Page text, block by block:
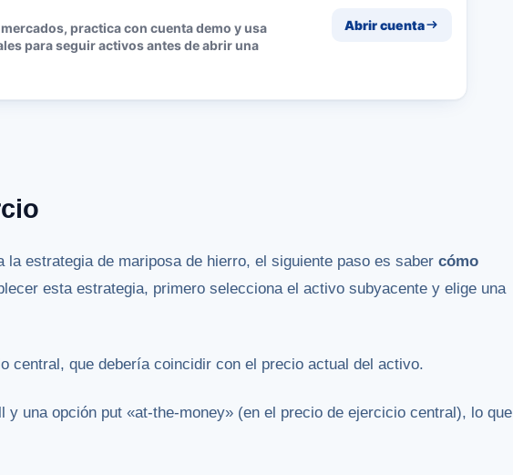
practica con cuenta demo y usa
para seguir activos antes de abrir una
Abrir cuenta
la estrategia de mariposa de hierro, el siguiente paso es saber cómo
esta estrategia, primero selecciona el activo subyacente y elige una
central, que debería coincidir con el precio actual del activo.
y una opción put «at-the-money» (en el precio de ejercicio central), lo que